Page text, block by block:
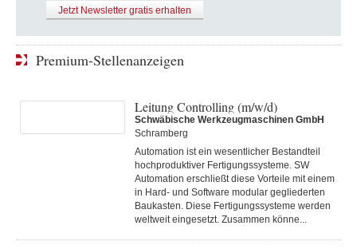
Jetzt Newsletter gratis erhalten
Premium-Stellenanzeigen
Leitung Controlling (m/w/d)
Schwäbische Werkzeugmaschinen GmbH
Schramberg
Automation ist ein wesentlicher Bestandteil
hochproduktiver Fertigungssysteme. SW
Automation erschließt diese Vorteile mit einem
in Hard- und Software modular gegliederten
Baukasten. Diese Fertigungs­systeme werden
weltweit eingesetzt. Zusammen könne...